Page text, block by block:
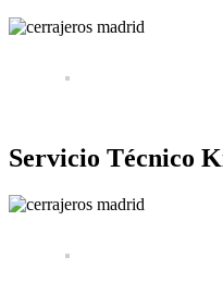
Servicio Técnico